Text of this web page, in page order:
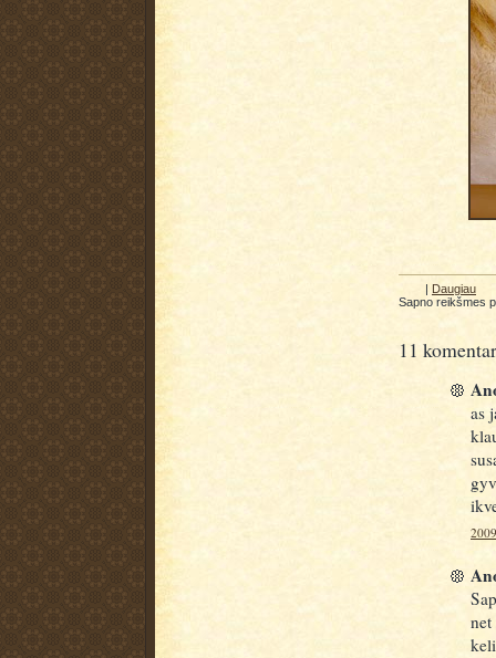
| Daugiau
Sapno reikšmes
11
as